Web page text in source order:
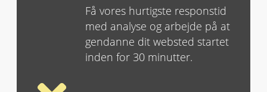
Få vores hurtigste responstid
med analyse og arbejde på at
gendanne dit websted startet
inden for 30 minutter.